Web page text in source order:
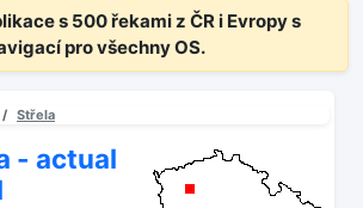
s 500 řekami z ČR i Evropy s
pro všechny OS.
Střela
- actual